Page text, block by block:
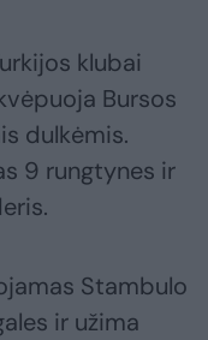
klubai
Bursos
dulkėmis.
9 rungtynes ir
Stambulo
ir užima